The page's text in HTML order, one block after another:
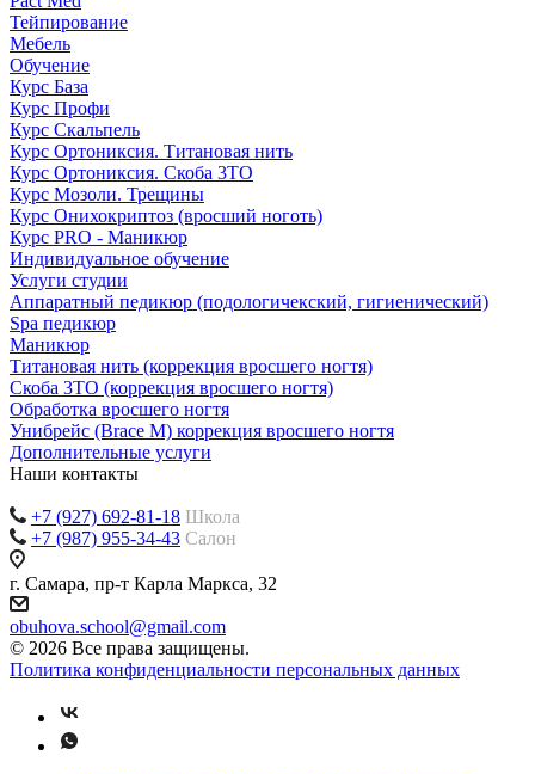
Тейпирование
Мебель
Обучение
Курс База
Курс Профи
Курс Скальпель
Курс Ортониксия. Титановая нить
Курс Ортониксия. Скоба 3ТО
Курс Мозоли. Трещины
Курс Онихокриптоз (вросший ноготь)
Курс PRO - Маникюр
Индивидуальное обучение
Услуги студии
Аппаратный педикюр (подологичекский, гигиенический)
Spa педикюр
Маникюр
Титановая нить (коррекция вросшего ногтя)
Скоба 3ТО (коррекция вросшего ногтя)
Обработка вросшего ногтя
Унибрейс (Brace M) коррекция вросшего ногтя
Дополнительные услуги
Наши контакты
+7 (927) 692-81-18 Школа
+7 (987) 955-34-43 Салон
г. Самара, пр-т Карла Маркса, 32
obuhova.school@gmail.com
© 2026 Все права защищены.
Политика конфиденциальности персональных данных